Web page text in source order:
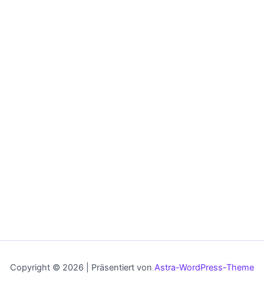
Copyright © 2026 | Präsentiert von Astra-WordPress-Theme